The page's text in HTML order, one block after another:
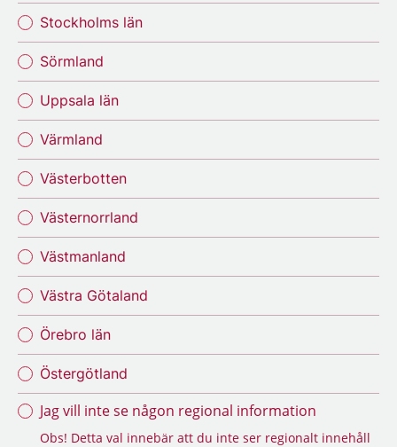
Stockholms län
Sörmland
Uppsala län
Värmland
Västerbotten
Västernorrland
Västmanland
Västra Götaland
Örebro län
Östergötland
Jag vill inte se någon regional information
Obs! Detta val innebär att du inte ser regionalt innehåll